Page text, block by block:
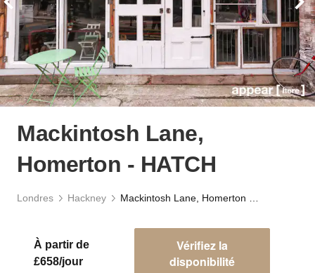
Mackintosh Lane,
Homerton - HATCH
Londres Hackney
À partir de
£658/jour
Vérifiez la
disponibilité